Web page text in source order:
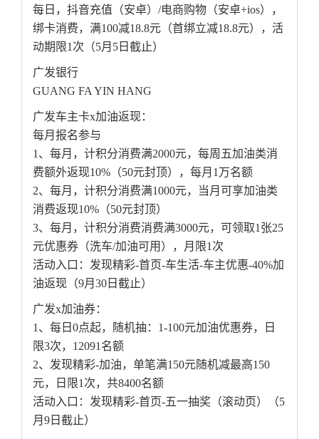
每日，抖音充值（安卓）/电商购物（安卓+ios），
绑卡消费，满100减18.8元（首绑立减18.8元），活
动期限1次（5月5日截止）
广发银行
GUANG FA YIN HANG
广发车主卡x加油返现：
每月报名参与
1、每月，计积分消费满2000元，每周五加油类消
费额外返现10%（50元封顶），每月1万名额
2、每月，计积分消费满1000元，当月可享加油类
消费返现10%（50元封顶）
3、每月，计积分消费消费满3000元，可领取1张25
元优惠券（洗车/加油可用），月限1次
活动入口：发现精彩-首页-车生活-车主优惠-40%加
油返现（9月30日截止）
广发x加油券：
1、每日0点起，随机抽：1-100元加油优惠券，日
限3次，12091名额
2、发现精彩-加油，单笔满150元随机减最高150
元，日限1次，共8400名额
活动入口：发现精彩-首页-五一抽奖（滚动页）（5
月9日截止）